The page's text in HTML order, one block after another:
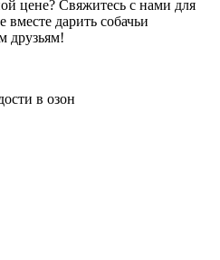
цене? Свяжитесь с нами для
вместе дарить собачьи
друзьям!